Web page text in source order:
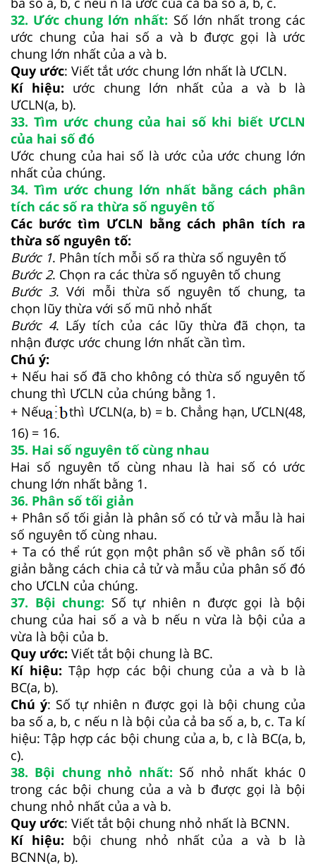
32. Ước chung lớn nhất: Số lớn nhất trong các
ước chung của hai số a và b được gọi là ước
chung lớn nhất của a và b.
Quy ước: Viết tắt ước chung lớn nhất là ƯCLN.
Kí hiệu: ước chung lớn nhất của a và b là
ƯCLN(a, b).
33. Tìm ước chung của hai số khi biết ƯCLN
của hai số đó
Ước chung của hai số là ước của ước chung lớn
nhất của chúng.
34. Tìm ước chung lớn nhất bằng cách phân
tích các số ra thừa số nguyên tố
Các bước tìm ƯCLN bằng cách phân tích ra
thừa số nguyên tố:
Bước 1. Phân tích mỗi số ra thừa số nguyên tố
Bước 2. Chọn ra các thừa số nguyên tố chung
Bước 3. Với mỗi thừa số nguyên tố chung, ta
chọn lũy thừa với số mũ nhỏ nhất
Bước 4. Lấy tích của các lũy thừa đã chọn, ta
nhận được ước chung lớn nhất cần tìm.
Chú ý:
+ Nếu hai số đã cho không có thừa số nguyên tố
chung thì ƯCLN của chúng bằng 1.
+ Nếu
thì ƯCLN(a, b) = b. Chẳng hạn, ƯCLN(48,
16) = 16.
35. Hai số nguyên tố cùng nhau
Hai số nguyên tố cùng nhau là hai số có ước
chung lớn nhất bằng 1.
36. Phân số tối giản
+ Phân số tối giản là phân số có tử và mẫu là hai
số nguyên tố cùng nhau.
+ Ta có thể rút gọn một phân số về phân số tối
giản bằng cách chia cả tử và mẫu của phân số đó
cho ƯCLN của chúng.
37. Bội chung: Số tự nhiên n được gọi là bội
chung của hai số a và b nếu n vừa là bội của a
vừa là bội của b.
Quy ước: Viết tắt bội chung là BC.
Kí hiệu: Tập hợp các bội chung của a và b là
BC(a, b).
Chú ý: Số tự nhiên n được gọi là bội chung của
ba số a, b, c nếu n là bội của cả ba số a, b, c. Ta kí
hiệu: Tập hợp các bội chung của a, b, c là BC(a, b,
c).
38. Bội chung nhỏ nhất: Số nhỏ nhất khác 0
trong các bội chung của a và b được gọi là bội
chung nhỏ nhất của a và b.
Quy ước: Viết tắt bội chung nhỏ nhất là BCNN.
Kí hiệu: bội chung nhỏ nhất của a và b là
BCNN(a, b).